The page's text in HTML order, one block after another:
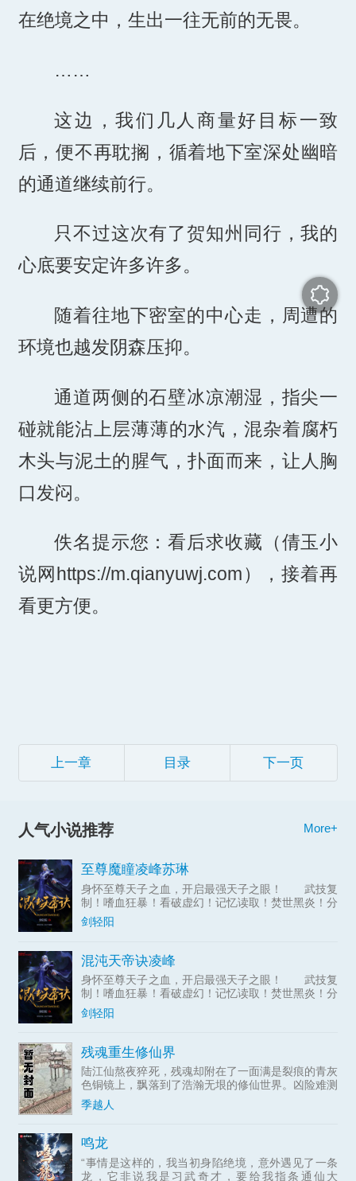
在绝境之中，生出一往无前的无畏。
……
这边，我们几人商量好目标一致
后，便不再耽搁，循着地下室深处幽暗
的通道继续前行。
只不过这次有了贺知州同行，我的
心底要安定许多许多。
随着往地下密室的中心走，周遭的
环境也越发阴森压抑。
通道两侧的石壁冰凉潮湿，指尖一
碰就能沾上层薄薄的水汽，混杂着腐朽
木头与泥土的腥气，扑面而来，让人胸
口发闷。
佚名提示您：看后求收藏（倩玉小
说网https://m.qianyuwj.com），接着再
看更方便。
上一章 目录 下一页
人气小说推荐 More+
至尊魔瞳凌峰苏琳
身怀至尊天子之血，开启最强天子之眼！ 武技复
制！嗜血狂暴！看破虚幻！记忆读取！焚世黑炎！分
身瞬移！空间粉碎！无限视界！时间静止！……
【混沌天帝】凌峰：“我凭这双眼，敢叫天地颤栗！”
剑轻阳
混沌天帝诀凌峰
身怀至尊天子之血，开启最强天子之眼！ 武技复
制！嗜血狂暴！看破虚幻！记忆读取！焚世黑炎！分
身瞬移！空间粉碎！无限视界！时间静止！……
【混沌天帝】凌峰：“我凭这双眼，敢叫天地颤栗！”
剑轻阳
残魂重生修仙界
陆江仙熬夜猝死，残魂却附在了一面满是裂痕的青灰
色铜镜上，飘落到了浩瀚无垠的修仙世界。凶险难测
的大黎山，眉尺河旁小小的村落，一个小家族拾到了
这枚镜子，于是传仙道授仙法，开启波澜壮阔的新时
季越人
鸣龙
“事情是这样的，我当初身陷绝境，意外遇见了一条
龙，它非说我是习武奇才，要给我指条通仙大